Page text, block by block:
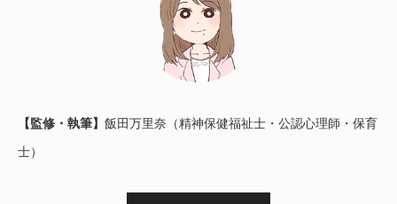
【監修・執筆】 飯田万里奈（精神保健福祉士・公認心理師・保育
士）